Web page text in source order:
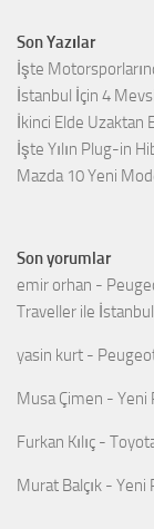
Son Yazılar
İşte
İstanbul İçin 4
İkinci Elde Uzaktan
İşte Yılın Plug-in
Mazda 10 Yeni
Son yorumlar
emir orhan -
Traveller ile
yasin kurt -
Musa Çimen - Yeni
Furkan Kılıç -
Murat Balçık - Yeni